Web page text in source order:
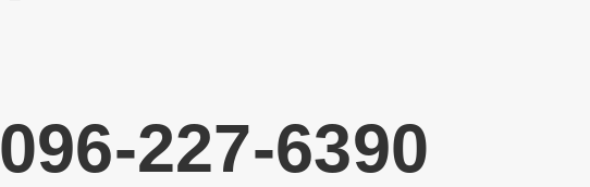
096-227-6390